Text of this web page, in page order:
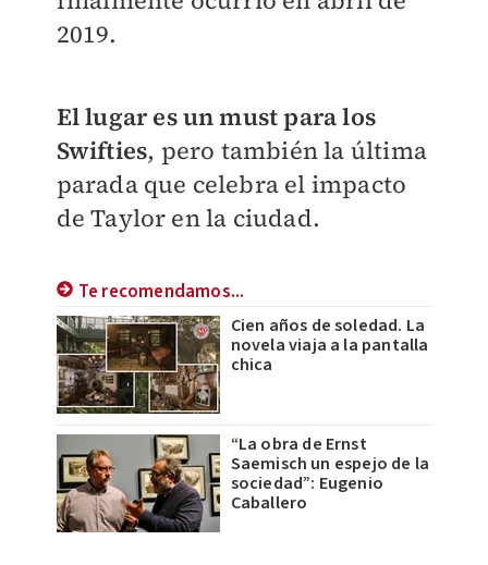
2019.
El lugar es un must para los
Swifties, pero también la última
parada que celebra el impacto
de Taylor en la ciudad.
Te recomendamos...
Cien años de soledad. La
novela viaja a la pantalla
chica
“La obra de Ernst
Saemisch un espejo de la
sociedad”: Eugenio
Caballero